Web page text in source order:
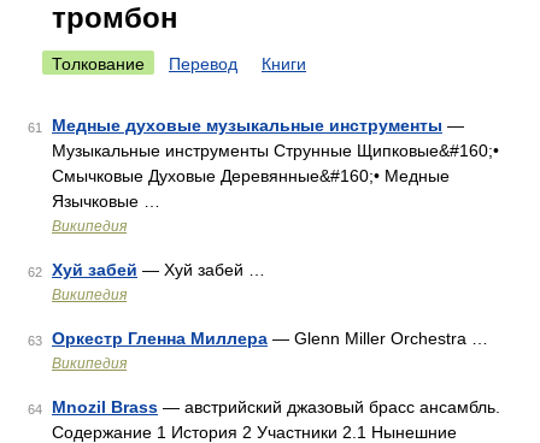
тромбон
Толкование Перевод Книги
61 Медные духовые музыкальные инструменты —
Музыкальные инструменты Струнные Щипковые&#160;•
Смычковые Духовые Деревянные&#160;• Медные
Язычковые …
Википедия
62 Хуй забей — Хуй забей …
Википедия
63 Оркестр Гленна Миллера — Glenn Miller Orchestra …
Википедия
64 Mnozil Brass — австрийский джазовый брасс ансамбль.
Содержание 1 История 2 Участники 2.1 Нынешние